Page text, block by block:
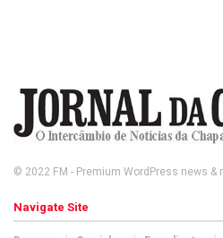
© 2022 FM - Premium WordPress news
Navigate Site